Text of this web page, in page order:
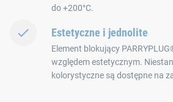
do +200°C.
Estetyczne i jednolite
Element blokujący
względem estetycznym.
kolorystyczne są dostępne na